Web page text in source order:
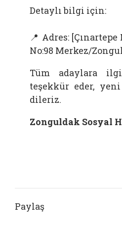
Detaylı bilgi için:
📍 Adres:
No:98 Merkez/
Tüm adaylara
teşekkür eder,
dileriz.
Zonguldak Sosyal
Paylaş